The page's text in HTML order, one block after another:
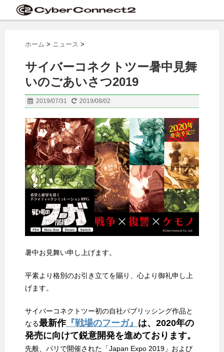
ホーム > ニュース >
サイバーコネクトツー暑中見舞
いのごあいさつ2019
2019/07/31 2019/08/02
暑中お見舞い申し上げます。
平素より格別のお引き立てを賜り、心より御礼申し上
げます。
サイバーコネクトツー初の自社パブリッシング作品と
なる最新作『戦場のフーガ』 は、2020年の
発売に向けて鋭意開発を進めております。
先般、パリで開催された「Japan Expo 2019」および